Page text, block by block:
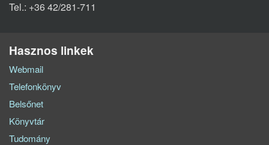
Tel.: +36 42/281-711
Hasznos linkek
Webmail
Telefonkönyv
Belsőnet
Könyvtár
Tudomány